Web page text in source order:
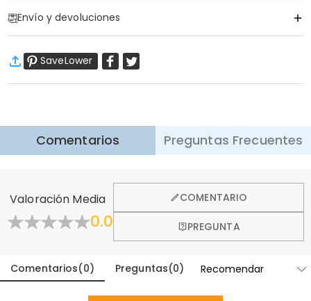
Envío y devoluciones
Envío Estándar:9-18
Días Laborables
Saber más
por eso ofrecemos una política de devolución de 60 días.
SaveLower
Comentarios Preguntas Frecuentes
Valoración Media
0.0
COMENTARIO
PREGUNTA
Comentarios(0) Preguntas(0)